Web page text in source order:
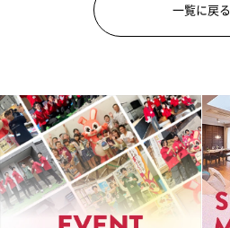
一覧に戻る